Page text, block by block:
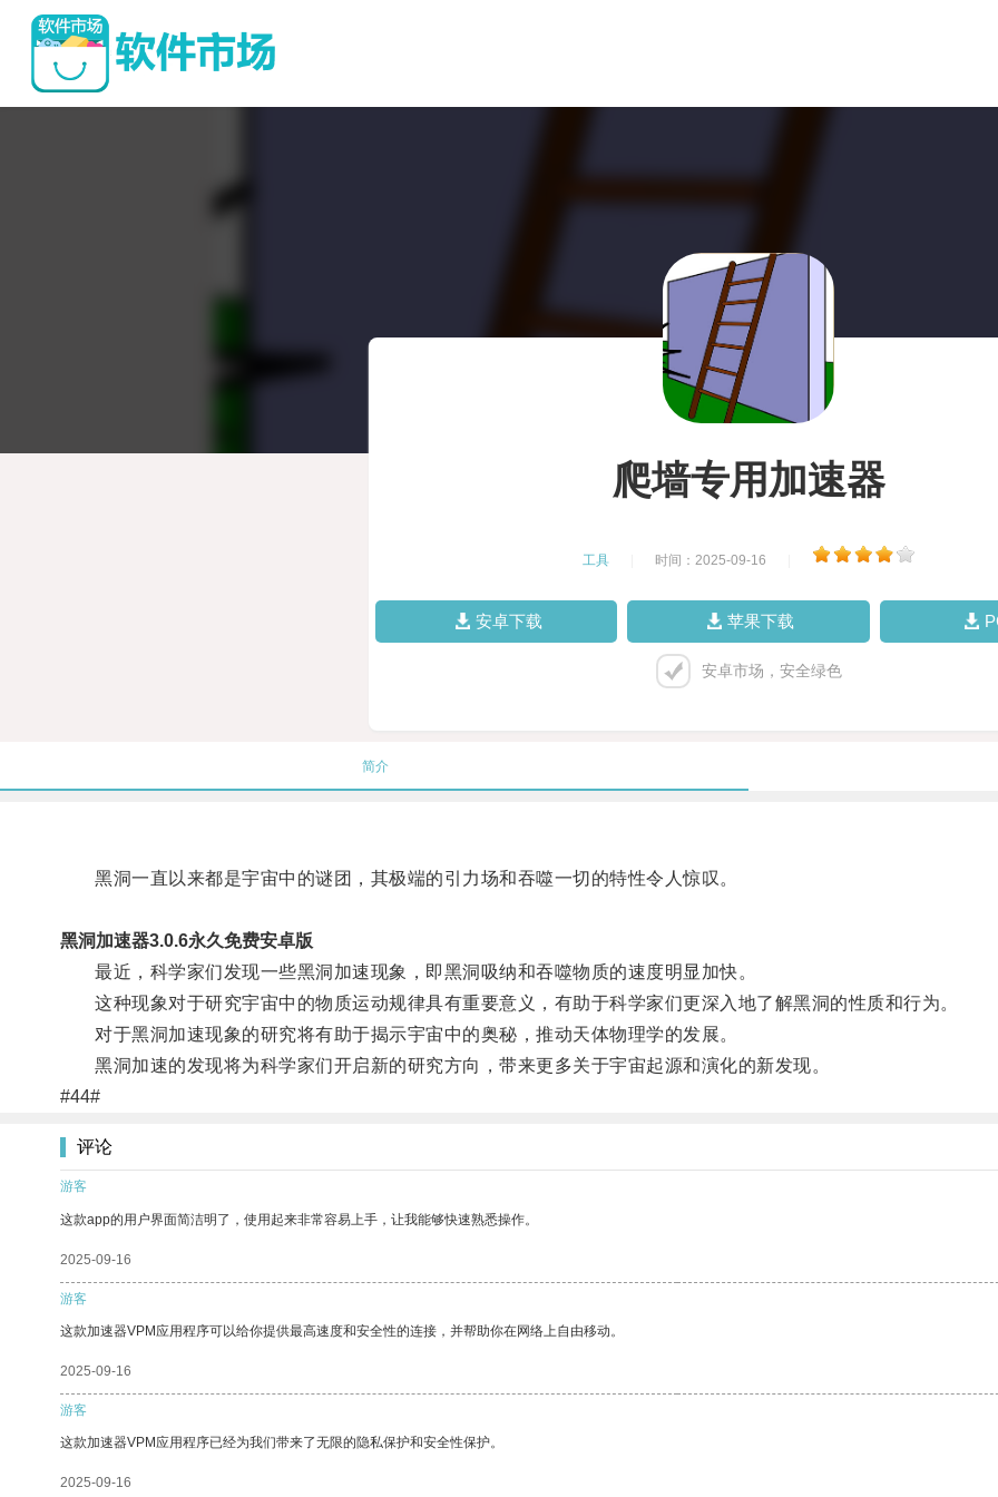
爬墙专用加速器
工具 时间：2025-09-16
安卓下载 苹果下载
安卓市场，安全绿色
简介
黑洞一直以来都是宇宙中的谜团，其极端的引力场和吞噬一切的特性令人惊叹。
黑洞加速器3.0.6永久免费安卓版
最近，科学家们发现一些黑洞加速现象，即黑洞吸纳和吞噬物质的速度明显加快。
这种现象对于研究宇宙中的物质运动规律具有重要意义，有助于科学家们更深入地了解黑洞的性质和行为。
对于黑洞加速现象的研究将有助于揭示宇宙中的奥秘，推动天体物理学的发展。
黑洞加速的发现将为科学家们开启新的研究方向，带来更多关于宇宙起源和演化的新发现。
#44#
评论
游客
这款app的用户界面简洁明了，使用起来非常容易上手，让我能够快速熟悉操作。
2025-09-16
游客
这款加速器VPM应用程序可以给你提供最高速度和安全性的连接，并帮助你在网络上自由移动。
2025-09-16
游客
这款加速器VPM应用程序已经为我们带来了无限的隐私保护和安全性保护。
2025-09-16